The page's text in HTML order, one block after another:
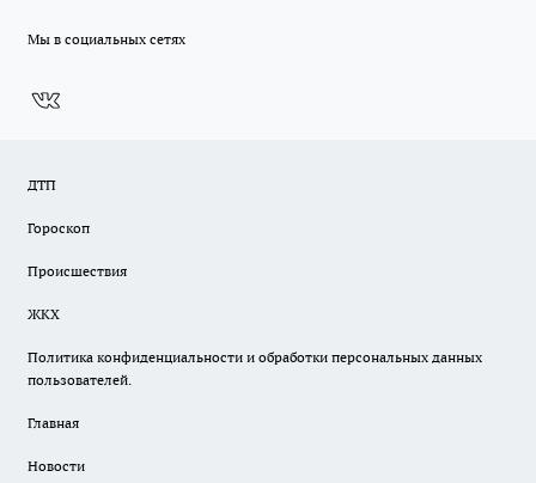
Мы в социальных сетях
ДТП
Гороскоп
Происшествия
ЖКХ
Политика конфиденциальности и обработки персональных данных
пользователей.
Главная
Новости